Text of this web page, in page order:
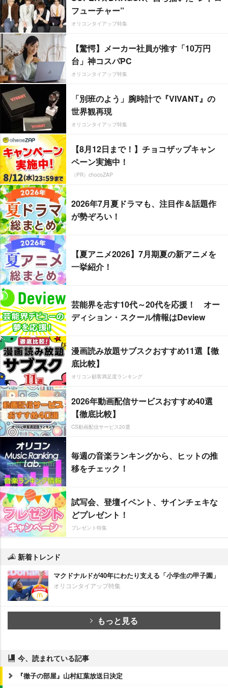
フューチャー”
オリコンタイアップ特集
【驚愕】メーカー社員が推す「10万円
台」神コスパPC
オリコンタイアップ特集
「別班のよう」腕時計で『VIVANT』の
世界観再現
オリコンタイアップ特集
【8月12日まで！】チョコザップキャン
ペーン実施中！
（PR）chocoZAP
2026年7月夏ドラマも、注目作＆話題作
が勢ぞろい！
【夏アニメ2026】7月期夏の新アニメを
一挙紹介！
芸能界を志す10代～20代を応援！ オー
ディション・スクール情報はDeview
漫画読み放題サブスクおすすめ11選【徹
底比較】
オリコン顧客満足度ランキング
2026年動画配信サービスおすすめ40選
【徹底比較】
CS動画配信サービス20選
毎週の音楽ランキングから、ヒットの推
移をチェック！
試写会、登壇イベント、サインチェキな
どプレゼント！
プレゼント特集
新着トレンド
マクドナルドが40年にわたり支える「小学生の甲子園」
オリコンタイアップ特集
もっと見る
今、読まれている記事
『徹子の部屋』山村紅葉放送日決定